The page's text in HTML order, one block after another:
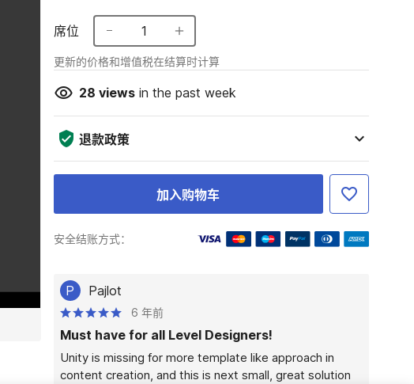
席位 1
更新的价格和增值税在结算时计算
28 viewsin the past week
退款政策
加入购物车
安全结账方式：
P Pajlot
6 年前
Must have for all Level Designers!
Unity is missing for more template like approach in
content creation, and this is next small, great solution